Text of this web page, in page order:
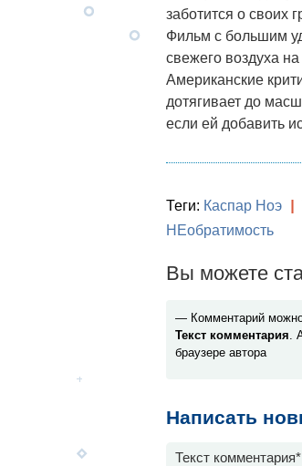
заботится о своих
Фильм с большим
свежего воздуха
Американские
дотягивает до
если ей добавить
Теги: Каспар Ноэ
НЕобратимость
Вы можете
— Комментарий можно
Текст комментария.
браузере автора
Написать
Текст